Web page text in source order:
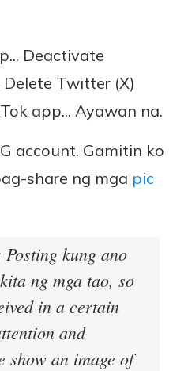
Deactivate
Twitter (X)
app... Ayawan na.
account. Gamitin ko
share ng mga pic
Posting kung ano
ng mga tao, so
in a certain
and
show an image of